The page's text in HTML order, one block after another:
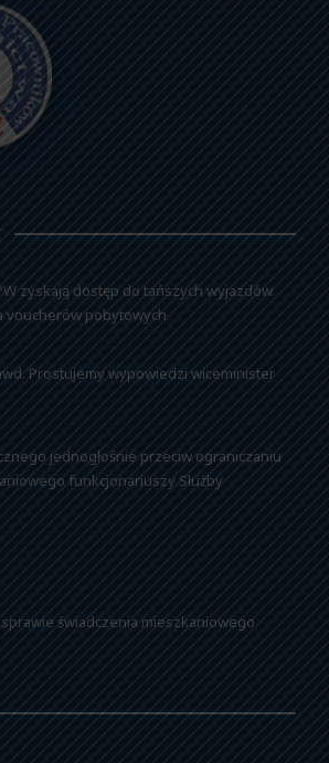
zyskają dostęp do tańszych wyjazdów.
voucherów pobytowych
Prostujemy wypowiedzi wiceminister
jednogłośnie przeciw ograniczaniu
funkcjonariuszy Służby
świadczenia mieszkaniowego